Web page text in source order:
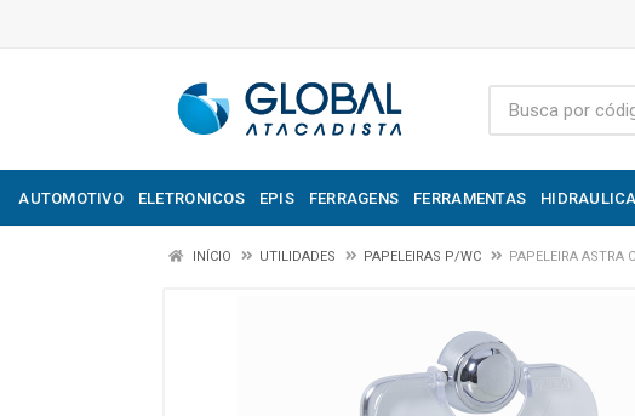
AUTOMOTIVO ELETRONICOS EPIS FERRAGENS FERRAMENTAS HIDRAULICA
INÍCIO UTILIDADES PAPELEIRAS P/WC PAPELEIRA ASTRA